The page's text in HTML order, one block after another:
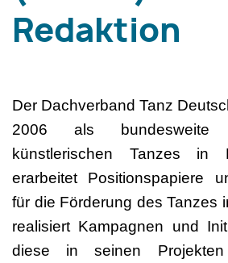
Redaktion
Der Dachverband Tanz
2006 als bundesweite
künstlerischen Tanzes in
erarbeitet Positionspapiere
für die Förderung des Tanzes
realisiert Kampagnen und
diese in seinen